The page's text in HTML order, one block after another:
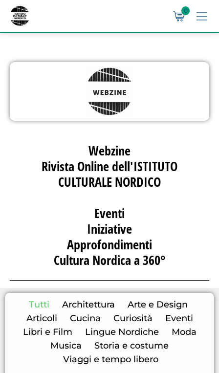
0
Webzine
Rivista Online dell'ISTITUTO
CULTURALE NORDICO
Eventi
Iniziative
Approfondimenti
Cultura Nordica a 360°
Tutti Architettura
Arte e Design
Articoli
Cucina Curiosità
Eventi
Libri e Film
Lingue Nordiche
Moda
Musica
Storia e costume
Viaggi e tempo libero